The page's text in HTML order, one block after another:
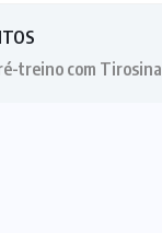
treino com Tirosina